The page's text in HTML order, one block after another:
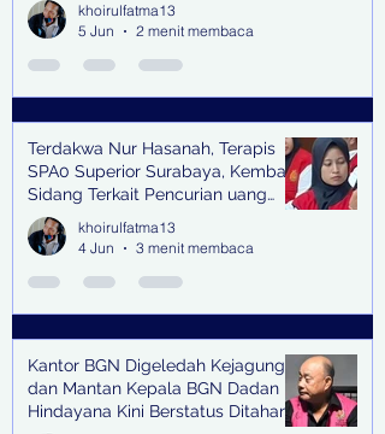
khoirulfatma13
5 Jun
2 menit membaca
Terdakwa Nur Hasanah, Terapis
SPA0 Superior Surabaya, Kembali
Sidang Terkait Pencurian uang
senilai Rp1,285 M di PN Surabaya
khoirulfatma13
4 Jun
3 menit membaca
Kantor BGN Digeledah Kejagung
dan Mantan Kepala BGN Dadan
Hindayana Kini Berstatus Ditahan